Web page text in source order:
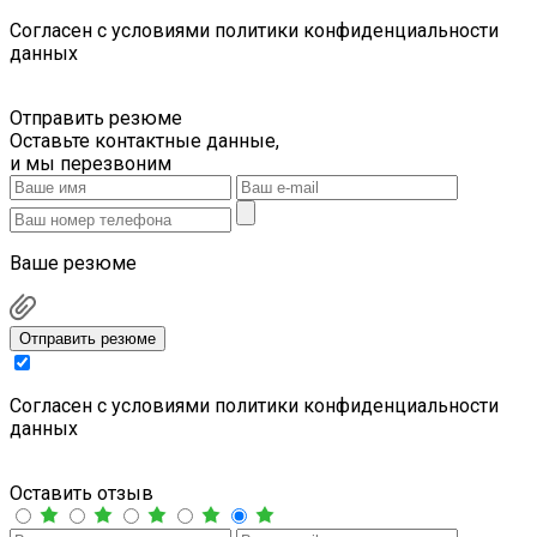
Cогласен с условиями политики конфиденциальности
данных
Отправить резюме
Оставьте контактные данные,
и мы перезвоним
Ваше резюме
Отправить резюме
Cогласен с условиями политики конфиденциальности
данных
Оставить отзыв